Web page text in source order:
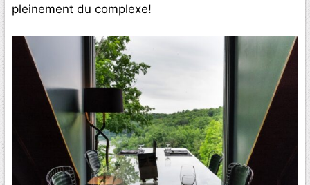
pleinement du complexe!